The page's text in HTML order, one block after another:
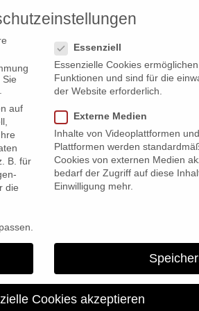
PRODUCTIONS
auf
B. für
die
Essenziell
Essenzielle Cookies
Funktionen und sind für die
der Website erforderlich.
Externe Medien
Inhalte von Videoplattformen
Plattformen werden
Cookies von externen Medien
bedarf der Zugriff auf diese
Einwilligung mehr.
Cookies akzeptieren